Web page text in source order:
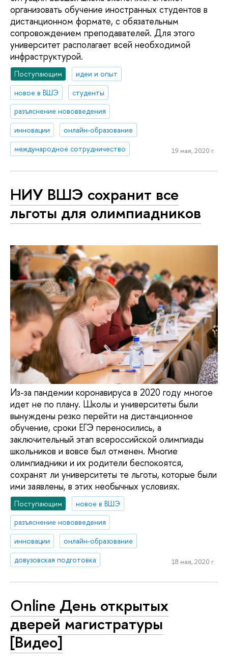
организовать обучение иностранных студентов в
дистанционном формате, с обязательным
сопровождением преподавателей. Для этого
университет располагает всей необходимой
инфраструктурой.
Поступающим
идеи и опыт
новое в ВШЭ
студенты
разъяснение нововведения
инновации
онлайн-образование
международное сотрудничество
19 мая, 2020 г.
НИУ ВШЭ сохранит все
льготы для олимпиадников
Из-за пандемии коронавируса в 2020 году многое
идет не по плану. Школы и университеты были
вынуждены резко перейти на дистанционное
обучение, сроки ЕГЭ переносились, а
заключительный этап всероссийской олимпиады
школьников и вовсе был отменен. Многие
олимпиадники и их родители беспокоятся,
сохранят ли университеты те льготы, которые были
ими заявлены, в этих необычных условиях.
Поступающим
новое в ВШЭ
разъяснение нововведения
инновации
онлайн-образование
довузовская подготовка
18 мая, 2020 г.
Online День открытых
дверей магистратуры
[Видео]